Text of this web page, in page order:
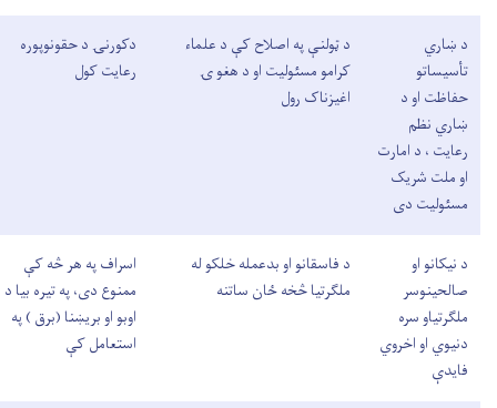
د ښاري
تأسیساتو
حفاظت او د
ښاري نظم
رعایت ، د امارت
او ملت شریک
مسئولیت دی
د ټولنې په اصلاح کې د علماء
کرامو مسئولیت او د هغو ۍ
اغیزناک رول
دکورنۍ د حقونوپوره
رعایت کول
د نیکانو او
صالحینوسر
ملګرتیاو سره
دنیوي او اخروي
فایدې
د فاسقانو او بدعمله خلکو له
ملګرتیا څخه ځان ساتنه
اسراف په هر څه کې
ممنوع دی، په تیره بیا د
اوبو او بريښنا (برق ) په
استعامل کې